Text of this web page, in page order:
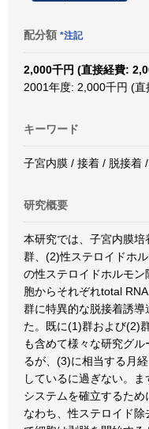
配分額 *注記
2,000千円 (直接経費:
2001年度: 2,000千円 (
キーワード
子宮内膜 / 接着 / 脱接着
研究概要
本研究では、子宮内膜
群、(2)性ステロイドホ
の性ステロイドホルモ
胞からそれぞれtotal
群に特異的な脱接着誘
た。既に(1)群および(2)
も含めて様々な研究グ
るが、(3)に相当する月
しているに過ぎない。
システムを確立するた
なわち、性ステロイド